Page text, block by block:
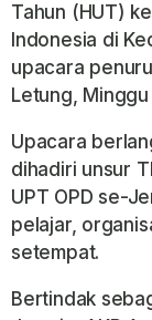
Tahun (HUT)
Indonesia di
upacara
Letung,
Upacara
dihadiri unsur
UPT OPD se-
pelajar,
setempat.
Bertindak